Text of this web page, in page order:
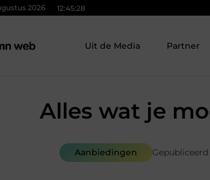
2026 12:45:29
Uit de Media Partner
Alles wat je
Aanbiedingen